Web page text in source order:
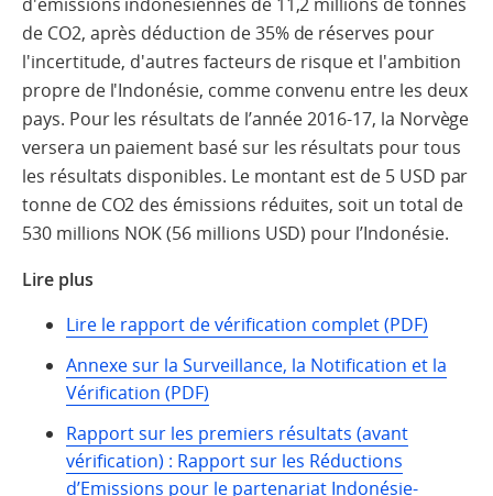
de CO2, après déduction de 35% de réserves pour
l'incertitude, d'autres facteurs de risque et l'ambition
propre de l'Indonésie, comme convenu entre les deux
pays. Pour les résultats de l’année 2016-17, la Norvège
versera un paiement basé sur les résultats pour tous
les résultats disponibles. Le montant est de 5 USD par
tonne de CO2 des émissions réduites, soit un total de
530 millions NOK (56 millions USD) pour l’Indonésie.
Lire plus
Lire le rapport de vérification complet (PDF)
Annexe sur la Surveillance, la Notification et la
Vérification (PDF)
Rapport sur les premiers résultats (avant
vérification) : Rapport sur les Réductions
d’Emissions pour le partenariat Indonésie-